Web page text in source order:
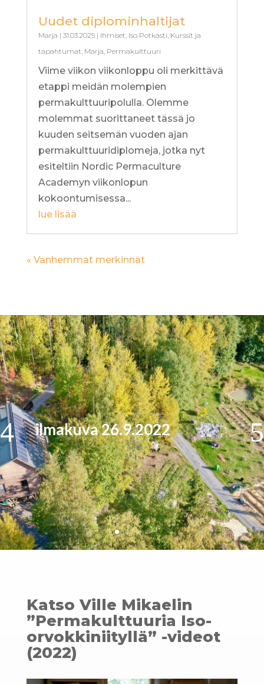
Uudet diplominhaltijat
Marja | 31.03.2025| Ihmiset Iso Potkästi Kurssit ja
tapahtumat Marja Permakulttuuri
Viime viikon viikonloppu oli merkittävä
etappi meidän molempien
permakulttuuripolulla. Olemme
molemmat suorittaneet tässä jo
kuuden seitsemän vuoden ajan
permakulttuuridiplomeja, jotka nyt
esiteltiin Nordic Permaculture
Academyn viikonlopun
kokoontumisessa...
lue lisää
« Vanhemmat merkinnät
ilmakuva 26.9.2022
Katso Ville Mikaelin
”Permakulttuuria Iso-
orvokkiniityllä” -videot
(2022)